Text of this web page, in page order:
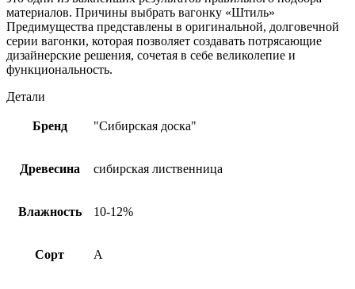
14х110х3000
мм
сорт
А
материалов. Причины выбрать вагонку «Штиль»
Предимущества представлены в оригинальной, долговечной
серии вагонки, которая позволяет создавать потрясающие
дизайнерские решения, сочетая в себе великолепие и
функциональность.
Детали
Бренд "Сибирская доска"
Древесина сибирская лиственница
Влажность 10-12%
Сорт А